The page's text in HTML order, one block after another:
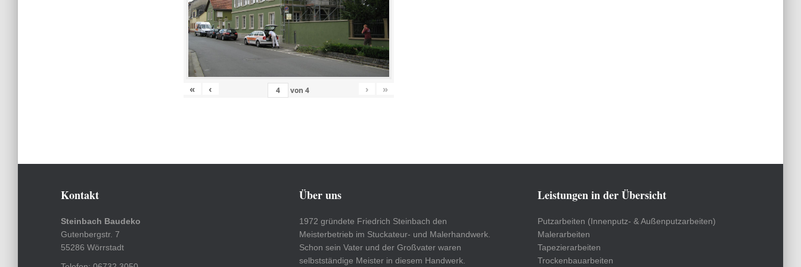
« ‹ von4 › »
Kontakt
Steinbach Baudeko
Gutenbergstr. 7
55286 Wörrstadt
Über uns
1972 gründete Friedrich Steinbach den
Meisterbetrieb im Stuckateur- und Malerhandwerk.
Schon sein Vater und der Großvater waren
selbstständige Meister in diesem Handwerk.
Leistungen in der Übersicht
Putzarbeiten (Innenputz- & Außenputzarbeiten)
Malerarbeiten
Tapezierarbeiten
Trockenbauarbeiten